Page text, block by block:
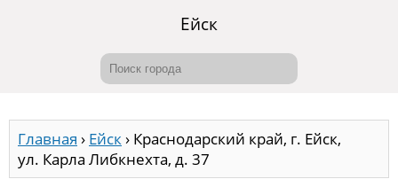
Ейск
Главная › Ейск› Краснодарский край, г. Ейск,
ул. Карла Либкнехта, д. 37